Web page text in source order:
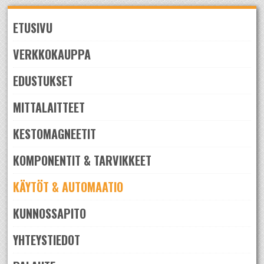
to
navigation
to
content
ETUSIVU
VERKKOKAUPPA
EDUSTUKSET
MITTALAITTEET
KESTOMAGNEETIT
KOMPONENTIT & TARVIKKEET
KÄYTÖT & AUTOMAATIO
KUNNOSSAPITO
YHTEYSTIEDOT